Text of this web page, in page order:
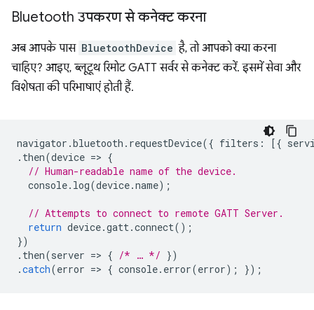
Bluetooth उपकरण से कनेक्‍ट करना
अब आपके पास BluetoothDevice है, तो आपको क्या करना
चाहिए? आइए, ब्लूटूथ रिमोट GATT सर्वर से कनेक्ट करें. इसमें सेवा और
विशेषता की परिभाषाएं होती हैं.
navigator .bluetooth . requestDevice({ filters : [{
. then(device => {
// Human-readable name of the device.
console. log(device.name);
// Attempts to connect to remote GATT Server.
return device.gatt.connect();
})
. then(server => { /* … */ })
.catch(error => { console. error(error); });